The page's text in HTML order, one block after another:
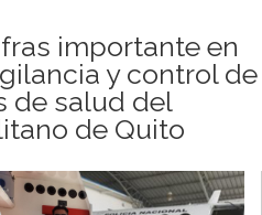
importante en
y control de
de salud del
de Quito